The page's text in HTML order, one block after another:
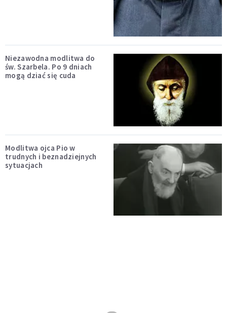
Niezawodna modlitwa do
św. Szarbela. Po 9 dniach
mogą dziać się cuda
Modlitwa ojca Pio w
trudnych i beznadziejnych
sytuacjach